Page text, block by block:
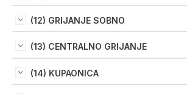
(12) GRIJANJE SOBNO
(13) CENTRALNO GRIJANJE
(14) KUPAONICA